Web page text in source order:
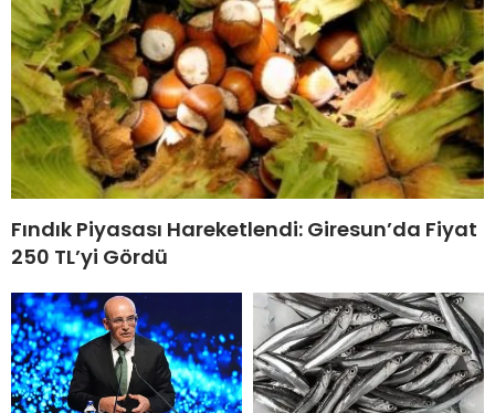
Fındık Piyasası Hareketlendi: Giresun’da Fiyat
250 TL’yi Gördü